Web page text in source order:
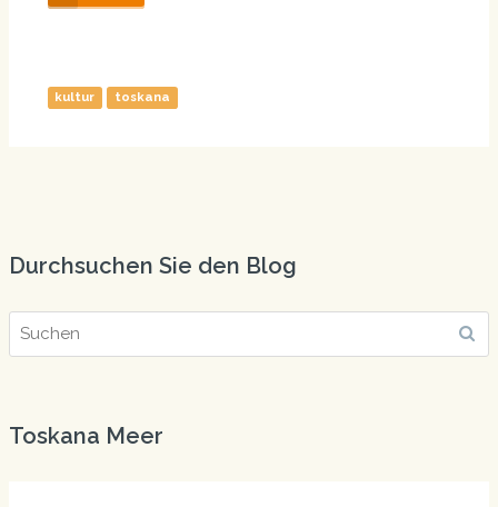
kultur toskana
Durchsuchen Sie den Blog
Toskana Meer